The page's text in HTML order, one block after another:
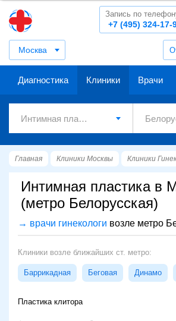
Москва
+7 (495) 324-17-
Запись по
Диагностика Клиники Врачи
Главная Клиники Москвы Клиники
Интимная пластика в
(метро Белорусская)
→ врачи гинекологи возле метро
Клиники возле ближайших ст. метро:
Баррикадная Беговая Динамо
Пластика клитора